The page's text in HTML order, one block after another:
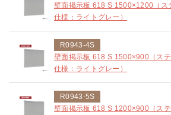
壁面掲示板 618 S 1500×1200（ス
仕様：ライトグレー）
R0943-4S
壁面掲示板 618 S 1500×900（ス
仕様：ライトグレー）
R0943-5S
壁面掲示板 618 S 1200×900（ス